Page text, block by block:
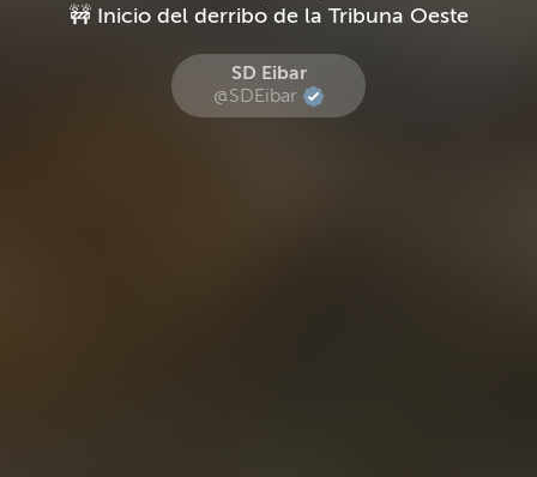
🚧 Inicio del derribo de la Tribuna Oeste
SD Eibar
@SDEibar